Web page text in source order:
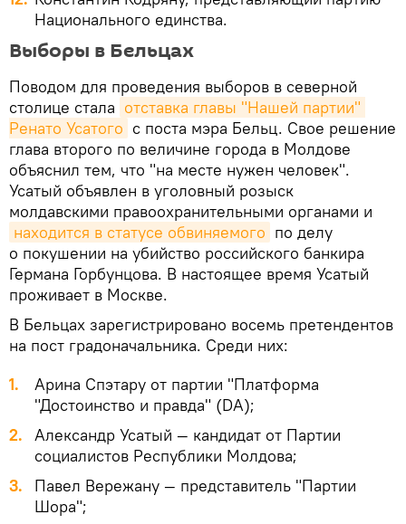
Национального единства.
Выборы в Бельцах
Поводом для проведения выборов в северной
столице стала отставка главы "Нашей партии"
Ренато Усатого с поста мэра Бельц. Свое решение
глава второго по величине города в Молдове
объяснил тем, что "на месте нужен человек".
Усатый объявлен в уголовный розыск
молдавскими правоохранительными органами и
находится в статусе обвиняемого по делу
о покушении на убийство российского банкира
Германа Горбунцова. В настоящее время Усатый
проживает в Москве.
В Бельцах зарегистрировано восемь претендентов
на пост градоначальника. Среди них:
Арина Спэтару от партии "Платформа
"Достоинство и правда" (DA);
Александр Усатый — кандидат от Партии
социалистов Республики Молдова;
Павел Вережану — представитель "Партии
Шора";